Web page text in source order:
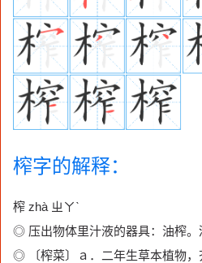
榨字的解释：
榨 zhà ㄓㄚˋ
◎ 压出物体里汁液的器具：油榨。
◎ 〔榨菜〕ａ．二年生草本植物，